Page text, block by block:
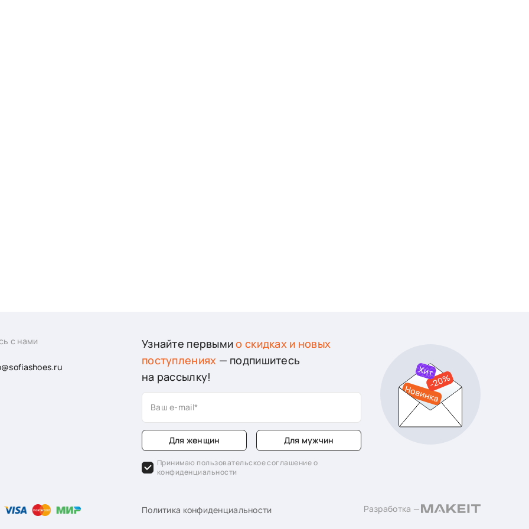
с нами Узнайте первымио скидках и новых
поступлениях — подпишитесь
на рассылку!
Ваш e-mail
Для женщин Для мужчин
Принимаю пользовательское соглашение о
конфиденциальности
Политика конфиденциальности Разработка —